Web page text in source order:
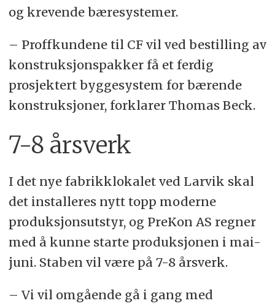
og krevende bæresystemer.
– Proffkundene til CF vil ved bestilling av
konstruksjonspakker få et ferdig
prosjektert byggesystem for bærende
konstruksjoner, forklarer Thomas Beck.
7-8 årsverk
I det nye fabrikklokalet ved Larvik skal
det installeres nytt topp moderne
produksjonsutstyr, og PreKon AS regner
med å kunne starte produksjonen i mai-
juni. Staben vil være på 7-8 årsverk.
– Vi vil omgående gå i gang med